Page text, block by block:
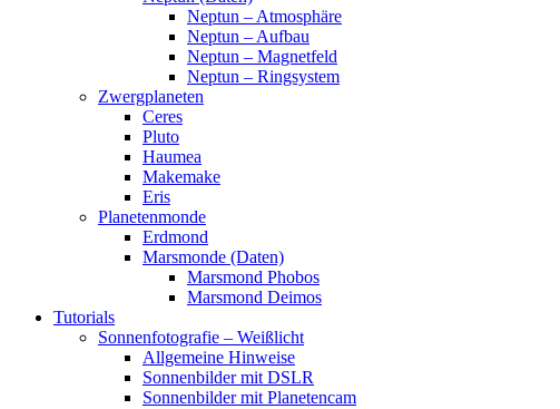
Neptun – Atmosphäre
Neptun – Aufbau
Neptun – Magnetfeld
Neptun – Ringsystem
Zwergplaneten
Ceres
Pluto
Haumea
Makemake
Eris
Planetenmonde
Erdmond
Marsmonde (Daten)
Marsmond Phobos
Marsmond Deimos
Tutorials
Sonnenfotografie – Weißlicht
Allgemeine Hinweise
Sonnenbilder mit DSLR
Sonnenbilder mit Planetencam